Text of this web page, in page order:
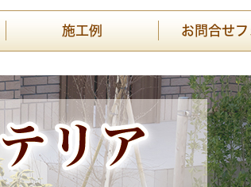
施工例 お問合せフ